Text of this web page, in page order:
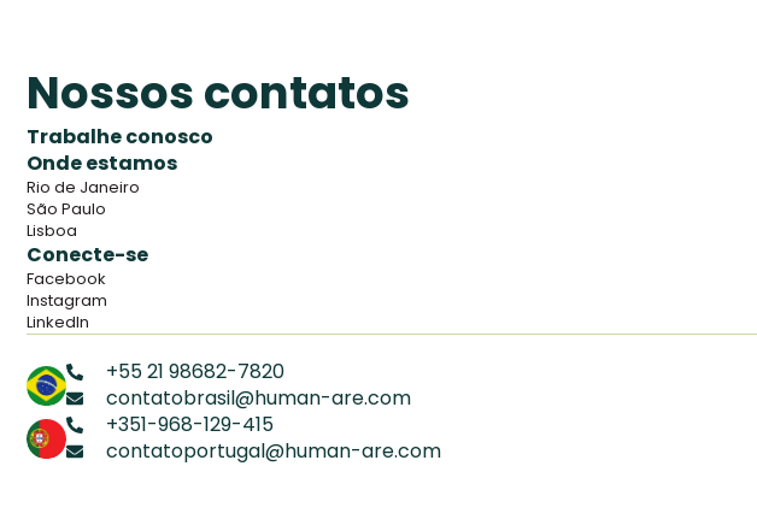
Nossos contatos
Trabalhe conosco
Onde estamos
Rio de Janeiro
São Paulo
Lisboa
Conecte-se
Facebook
Instagram
LinkedIn
+55 21 98682-7820
contatobrasil@human-are.com
+351-968-129-415
contatoportugal@human-are.com